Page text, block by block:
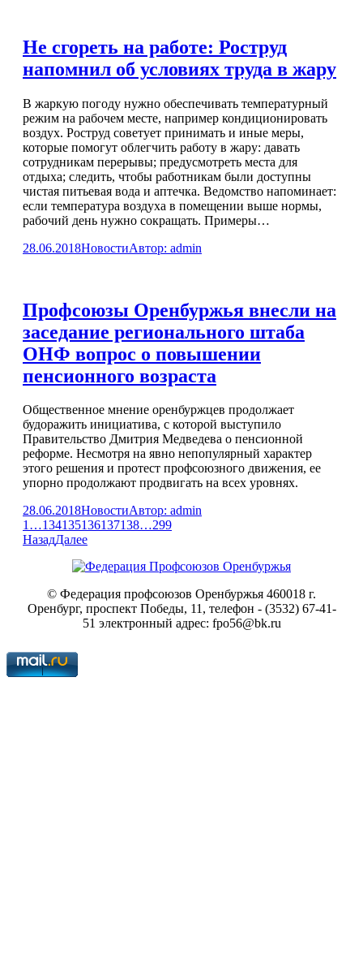
Не сгореть на работе: Роструд
напомнил об условиях труда в жару
В жаркую погоду нужно обеспечивать температурный
режим на рабочем месте, например кондиционировать
воздух. Роструд советует принимать и иные меры,
которые помогут облегчить работу в жару: давать
сотрудникам перерывы; предусмотреть места для
отдыха; следить, чтобы работникам были доступны
чистая питьевая вода и аптечка. Ведомство напоминает:
если температура воздуха в помещении выше нормы,
рабочий день нужно сокращать. Примеры…
28.06.2018НовостиАвтор: admin
Профсоюзы Оренбуржья внесли на
заседание регионального штаба
ОНФ вопрос о повышении
пенсионного возраста
Общественное мнение оренбуржцев продолжает
будоражить инициатива, с которой выступило
Правительство Дмитрия Медведева о пенсионной
реформе. Несмотря на явно непопулярный характер
этого решения и протест профсоюзного движения, ее
упорно продолжают продвигать на всех уровнях.
28.06.2018НовостиАвтор: admin
1…134135136137138…299
НазадДалее
© Федерация профсоюзов Оренбуржья 460018 г.
Оренбург, проспект Победы, 11, телефон - (3532) 67-41-
51 электронный адрес: fpo56@bk.ru